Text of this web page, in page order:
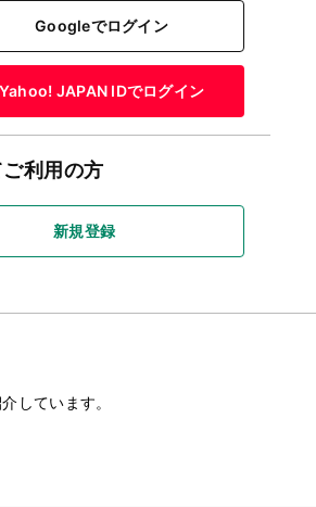
Googleでログイン
Yahoo! JAPAN IDでログイン
利用の方
新規登録
しています。